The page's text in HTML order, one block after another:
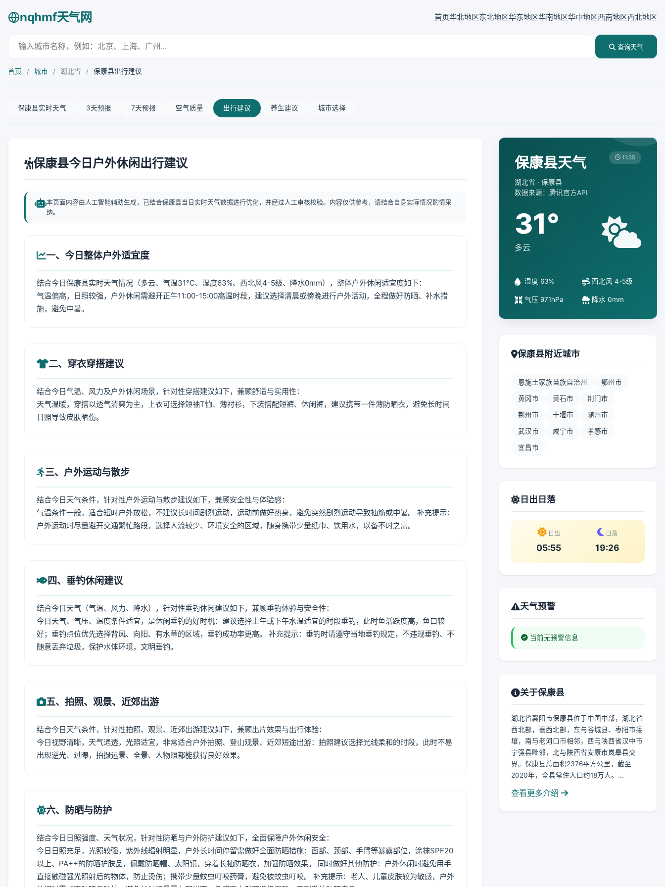
nqhmf天气网 首页华北地区东北地区华东地区华南地区华中地区西南地区西北地区
查询天气
首页 / 城市 / 湖北省 / 保康县出行建议
保康县实时天气 3天预报 7天预报 空气质量 出行建议 养生建议 城市选择
保康县今日户外休闲出行建议
本页面内容由人工智能辅助生成，已结合保康县当日实时天气数据进行优化，并经过人工审核校验。内容仅供参考，请结合自身实际情况酌情采
纳。
一、今日整体户外适宜度
结合今日保康县实时天气情况（多云、气温31℃、湿度63%、西北风4-5级、降水0mm），整体户外休闲适宜度如下：
气温偏高，日照较强，户外休闲需避开正午11:00-15:00高温时段，建议选择清晨或傍晚进行户外活动，全程做好防晒、补水措
施，避免中暑。
二、穿衣穿搭建议
结合今日气温、风力及户外休闲场景，针对性穿搭建议如下，兼顾舒适与实用性：
天气温暖，穿搭以透气清爽为主，上衣可选择短袖T恤、薄衬衫，下装搭配短裤、休闲裤，建议携带一件薄防晒衣，避免长时间
日照导致皮肤晒伤。
三、户外运动与散步
结合今日天气条件，针对性户外运动与散步建议如下，兼顾安全性与体验感：
气温条件一般，适合短时户外放松，不建议长时间剧烈运动，运动前做好热身，避免突然剧烈运动导致抽筋或中暑。 补充提示：
户外运动时尽量避开交通繁忙路段，选择人流较少、环境安全的区域，随身携带少量纸巾、饮用水，以备不时之需。
四、垂钓休闲建议
结合今日天气（气温、风力、降水），针对性垂钓休闲建议如下，兼顾垂钓体验与安全性：
今日天气、气压、温度条件适宜，是休闲垂钓的好时机：建议选择上午或下午水温适宜的时段垂钓，此时鱼活跃度高，鱼口较
好；垂钓点位优先选择背风、向阳、有水草的区域，垂钓成功率更高。 补充提示：垂钓时请遵守当地垂钓规定，不违规垂钓、不
随意丢弃垃圾，保护水体环境，文明垂钓。
五、拍照、观景、近郊出游
结合今日天气条件，针对性拍照、观景、近郊出游建议如下，兼顾出片效果与出行体验：
今日视野清晰，天气通透，光照适宜，非常适合户外拍照、登山观景、近郊短途出游：拍照建议选择光线柔和的时段，此时不易
出现逆光、过曝，拍摄远景、全景、人物照都能获得良好效果。
六、防晒与防护
结合今日日照强度、天气状况，针对性防晒与户外防护建议如下，全面保障户外休闲安全：
今日日照充足，光照较强，紫外线辐射明显，户外长时间停留需做好全面防晒措施：面部、颈部、手臂等暴露部位，涂抹SPF20
以上、PA++的防晒护肤品，佩戴防晒帽、太阳镜，穿着长袖防晒衣，加强防晒效果。 同时做好其他防护：户外休闲时避免用手
直接触碰强光照射后的物体，防止烫伤；携带少量蚊虫叮咬药膏，避免被蚊虫叮咬。 补充提示：老人、儿童皮肤较为敏感，户外
保康县天气
湖北省 · 保康县
数据来源：腾讯官方API
11:35
31°
多云
湿度 63% 西北风 4-5级
气压 971hPa 降水 0mm
保康县附近城市
恩施土家族苗族自治州 鄂州市
黄冈市 黄石市 荆门市
荆州市 十堰市 随州市
武汉市 咸宁市 孝感市
宜昌市
日出日落
日出
05:55
日落
19:26
天气预警
当前无预警信息
关于保康县
湖北省襄阳市保康县位于中国中部，湖北省
西北部，襄西北部，东与谷城县、枣阳市接
壤，南与老河口市相邻，西与陕西省汉中市
宁强县毗邻，北与陕西省安康市岚皋县交
界。保康县总面积2376平方公里，截至
2020年，全县常住人口约18万人。...
查看更多介绍